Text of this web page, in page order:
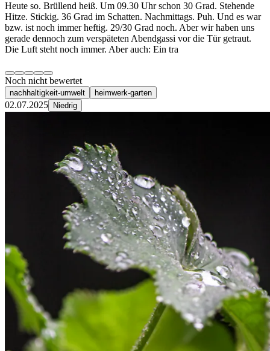
Heute so. Brüllend heiß. Um 09.30 Uhr schon 30 Grad. Stehende
Hitze. Stickig. 36 Grad im Schatten. Nachmittags. Puh. Und es war
bzw. ist noch immer heftig. 29/30 Grad noch. Aber wir haben uns
gerade dennoch zum verspäteten Abendgassi vor die Tür getraut.
Die Luft steht noch immer. Aber auch: Ein tra
Noch nicht bewertet
nachhaltigkeit-umwelt heimwerk-garten
02.07.2025 Niedrig